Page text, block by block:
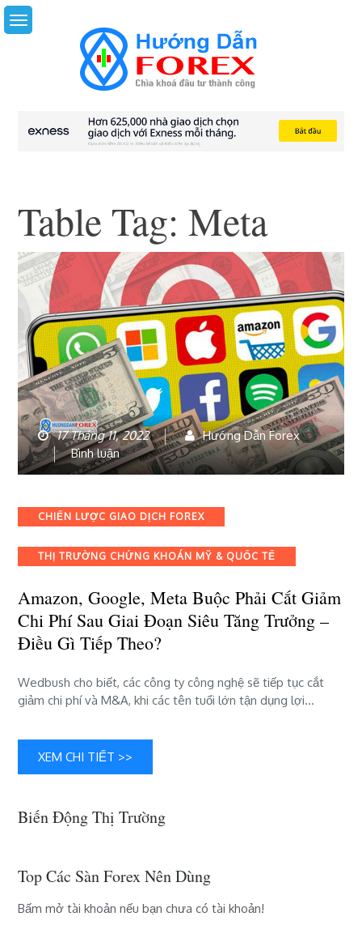
Skip
to
Table Tag:Meta
17 Tháng 11, 2022
Hướng Dẫn Forex
Bình luậnbài
viết
Google,
Meta
phải
giảm
chi
phí
sau
đoạn
siêu
trưởng
–
Điều
tiếp
theo?
Categories
CHIẾN LƯỢC GIAO DỊCH FOREX
THỊ TRƯỜNG CHỨNG KHOÁN MỸ & QUỐC TẾ
Amazon, Google, Meta Buộc Phải Cắt Giảm
Chi Phí Sau Giai Đoạn Siêu Tăng Trưởng –
Điều Gì Tiếp Theo?
Wedbush cho biết, các công ty công nghệ sẽ tiếp tục cắt
giảm chi phí và M&A, khi các tên tuổi lớn tận dụng lợi…
XEM CHI TIẾT >>
Biến Động Thị Trường
Top Các Sàn Forex Nên Dùng
Bấm mở tài khoản nếu bạn chưa có tài khoản!